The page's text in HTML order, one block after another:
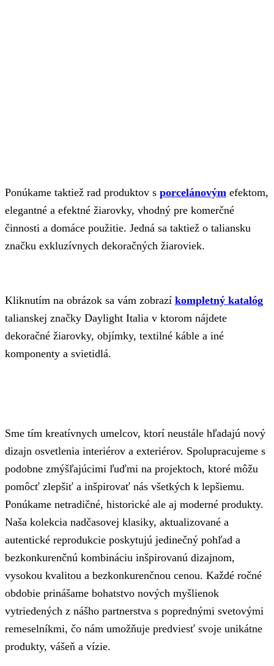
Ponúkame taktiež rad produktov s porcelánovým efektom,
elegantné a efektné žiarovky, vhodný pre komerčné
činnosti a domáce použitie. Jedná sa taktiež o taliansku
značku exkluzívnych dekoračných žiaroviek.
Kliknutím na obrázok sa vám zobrazí kompletný katalóg
talianskej značky Daylight Italia v ktorom nájdete
dekoračné žiarovky, objímky, textilné káble a iné
komponenty a svietidlá.
Sme tím kreatívnych umelcov, ktorí neustále hľadajú nový
dizajn osvetlenia interiérov a exteriérov. Spolupracujeme s
podobne zmýšľajúcimi ľuďmi na projektoch, ktoré môžu
pomôcť zlepšiť a inšpirovať nás všetkých k lepšiemu.
Ponúkame netradičné, historické ale aj moderné produkty.
Naša kolekcia nadčasovej klasiky, aktualizované a
autentické reprodukcie poskytujú jedinečný pohľad a
bezkonkurenčnú kombináciu inšpirovanú dizajnom,
vysokou kvalitou a bezkonkurenčnou cenou. Každé ročné
obdobie prinášame bohatstvo nových myšlienok
vytriedených z nášho partnerstva s poprednými svetovými
remeselníkmi, čo nám umožňuje predviesť svoje unikátne
produkty, vášeň a vízie.